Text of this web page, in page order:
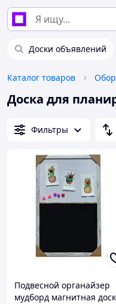
Доски объявлений
Каталог товаров
Доска для
Фильтры
Подвесной органайзер
мудборд магнитная